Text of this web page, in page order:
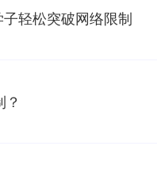
轻松突破网络限制